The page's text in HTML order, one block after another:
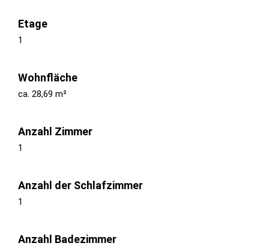
Etage
1
Wohnfläche
ca. 28,69 m²
Anzahl Zimmer
1
Anzahl der Schlafzimmer
1
Anzahl Badezimmer